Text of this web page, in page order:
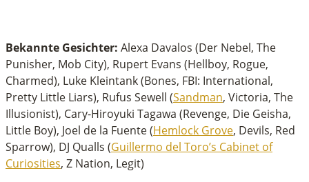
Bekannte Gesichter: Alexa Davalos (Der Nebel, The
Punisher, Mob City), Rupert Evans (Hellboy, Rogue,
Charmed), Luke Kleintank (Bones, FBI: International,
Pretty Little Liars), Rufus Sewell (Sandman, Victoria, The
Illusionist), Cary-Hiroyuki Tagawa (Revenge, Die Geisha,
Little Boy), Joel de la Fuente (Hemlock Grove, Devils, Red
Sparrow), DJ Qualls (Guillermo del Toro’s Cabinet of
Curiosities, Z Nation, Legit)